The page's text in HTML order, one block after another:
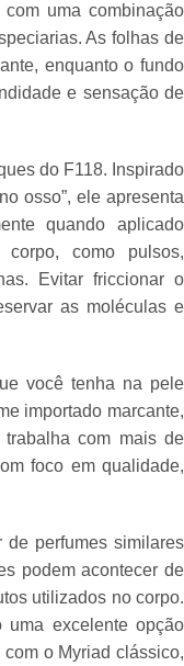
uma combinação
As folhas de
enquanto o fundo
e sensação de
do F118. Inspirado
osso”, ele apresenta
quando aplicado
como pulsos,
Evitar friccionar o
as moléculas e
você tenha na pele
importado marcante,
trabalha com mais de
foco em qualidade,
de perfumes similares
podem acontecer de
utilizados no corpo.
excelente opção
o Myriad clássico,